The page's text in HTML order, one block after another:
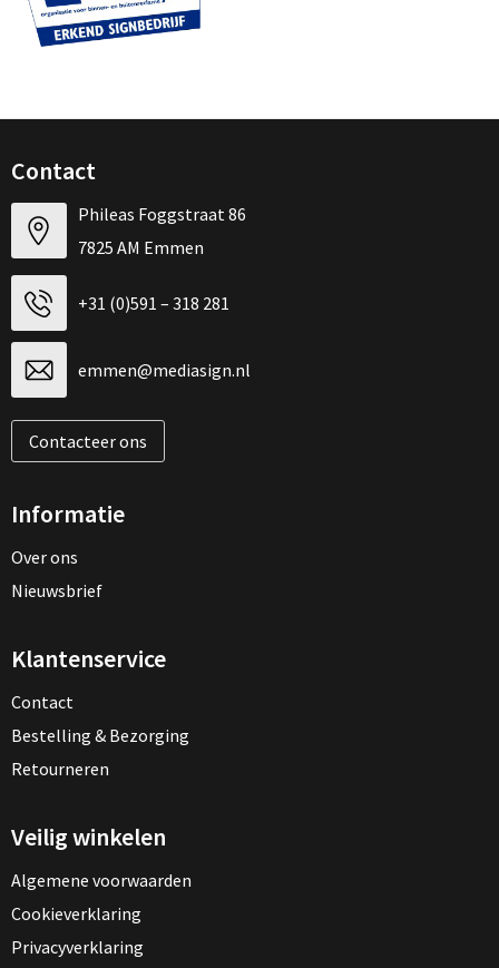
Contact
Phileas Foggstraat 86
7825 AM Emmen
+31 (0)591 – 318 281
emmen@mediasign.nl
Contacteer ons
Informatie
Over ons
Nieuwsbrief
Klantenservice
Contact
Bestelling & Bezorging
Retourneren
Veilig winkelen
Algemene voorwaarden
Cookieverklaring
Privacyverklaring